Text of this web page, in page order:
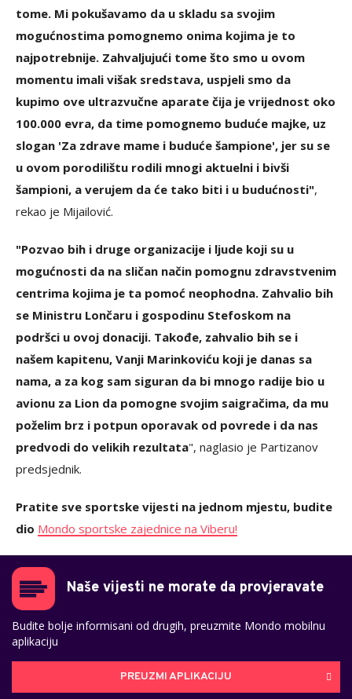
tome. Mi pokušavamo da u skladu sa svojim
mogućnostima pomognemo onima kojima je to
najpotrebnije. Zahvaljujući tome što smo u ovom
momentu imali višak sredstava, uspjeli smo da
kupimo ove ultrazvučne aparate čija je vrijednost oko
100.000 evra, da time pomognemo buduće majke, uz
slogan 'Za zdrave mame i buduće šampione', jer su se
u ovom porodilištu rodili mnogi aktuelni i bivši
šampioni, a verujem da će tako biti i u budućnosti",
rekao je Mijailović.
"Pozvao bih i druge organizacije i ljude koji su u
mogućnosti da na sličan način pomognu zdravstvenim
centrima kojima je ta pomoć neophodna. Zahvalio bih
se Ministru Lončaru i gospodinu Stefoskom na
podršci u ovoj donaciji. Takođe, zahvalio bih se i
našem kapitenu, Vanji Marinkoviću koji je danas sa
nama, a za kog sam siguran da bi mnogo radije bio u
avionu za Lion da pomogne svojim saigračima, da mu
poželim brz i potpun oporavak od povrede i da nas
predvodi do velikih rezultata", naglasio je Partizanov
predsjednik.
Pratite sve sportske vijesti na jednom mjestu, budite
dio Mondo sportske zajednice na Viberu!
Naše vijesti ne morate da provjeravate
Budite bolje informisani od drugih, preuzmite Mondo mobilnu
aplikaciju
PREUZMI APLIKACIJU